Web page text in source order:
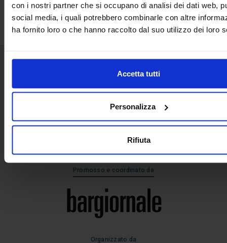
con i nostri partner che si occupano di analisi dei dati web,
social media, i quali potrebbero combinarle con altre
ha fornito loro o che hanno raccolto dal suo utilizzo dei loro
Accetta tutti
Personalizza
Rifiuta
Senaf srl
Via Eritrea 21/A
Promosso e coordinato da
Organizzato da